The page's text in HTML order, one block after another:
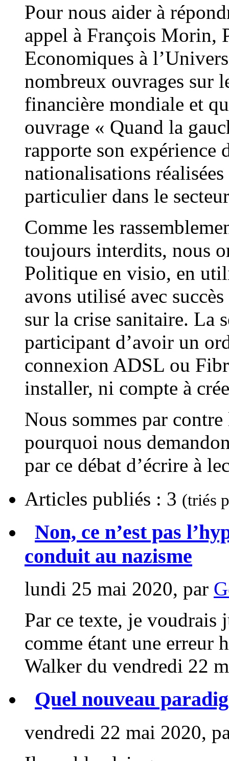
Pour nous aider à
appel à François Morin,
Economiques à
nombreux ouvrages sur
financière mondiale et
ouvrage « Quand la
rapporte son expérience
nationalisations
particulier dans le
Comme les
toujours interdits, nous
Politique en visio, en
avons utilisé avec
sur la crise sanitaire. La
participant d’avoir un
connexion ADSL ou
installer, ni compte à
Nous sommes par
pourquoi nous
par ce débat d’écrire à
Articles publiés : 3 (triés
Non, ce n’est pas
conduit au nazisme
lundi 25 mai 2020, par
Par ce texte, je voudrais
comme étant une erreur
Walker du vendredi 22
Quel nouveau
vendredi 22 mai 2020,